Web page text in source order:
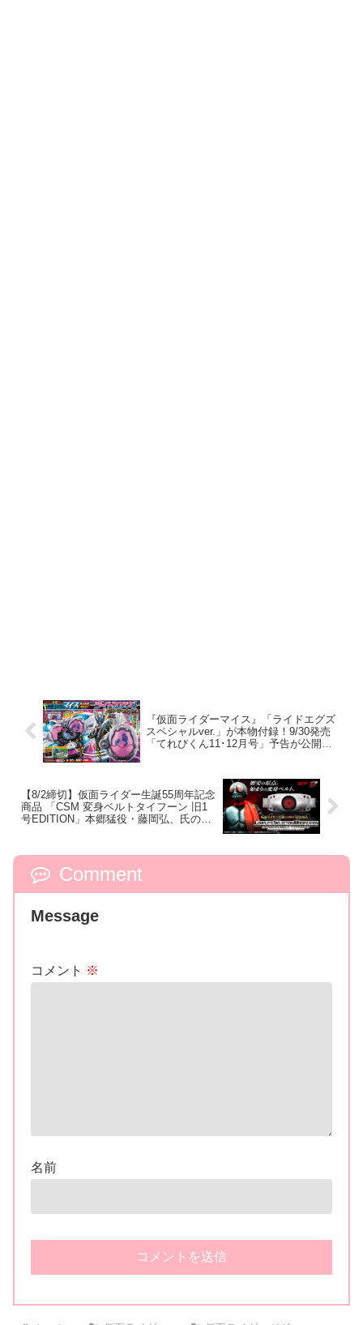
『仮面ライダーマイス』「ライドエグズ
スペシャルver.」が本物付録！9/30発売
「てれびくん11･12月号」予告が公開！
【8/2締切】仮面ライダー生誕55周年記念
商品 「CSM 変身ベルトタイフーン 旧1
号EDITION」本郷猛役・藤岡弘、氏の台
Comment
Message
コメント ※
名前